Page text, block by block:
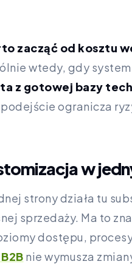
zacząć od kosztu
wtedy, gdy
z gotowej bazy
ogranicza
w
strony działa tu
sprzedaży. Ma to
dostępu,
nie wymusza